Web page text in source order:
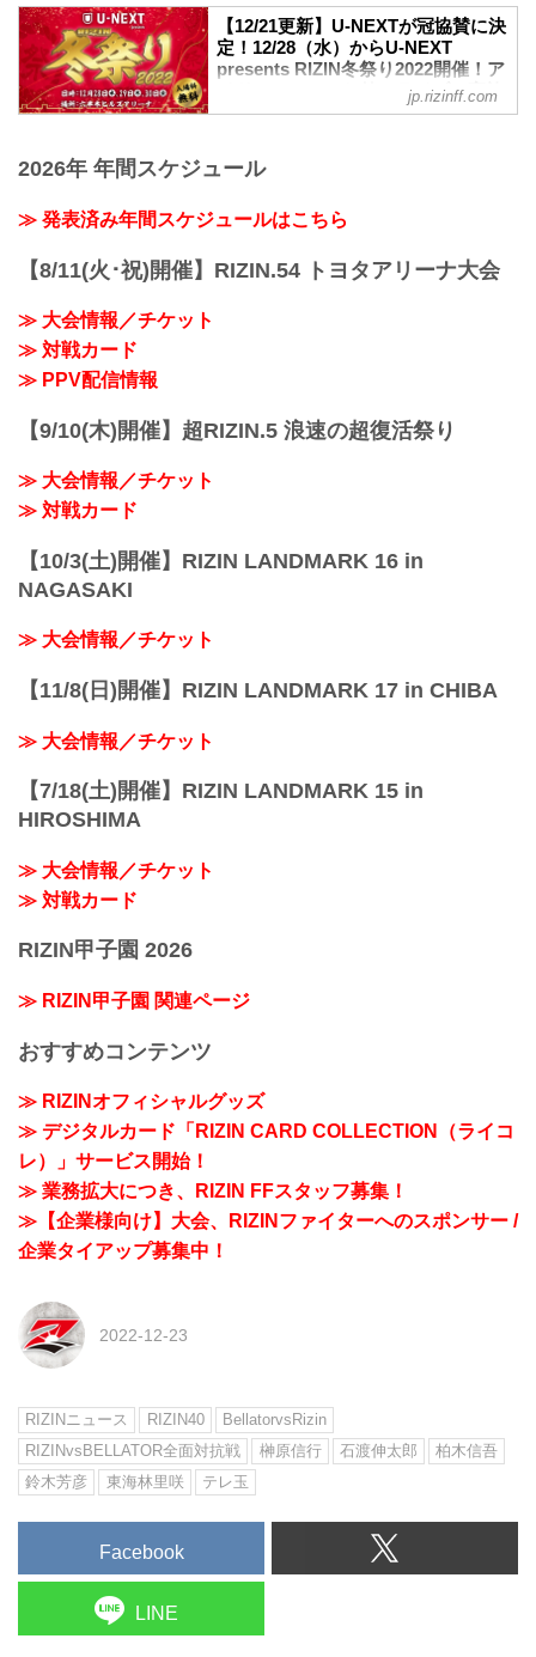
youtu.be
大会概要
名称
湘南美容クリニック presents RIZIN.40
会場
12月31日（土）さいたまスーパーアリー
ナにて開催される湘南美容クリニック
presents RIZIN.40の各配信サービスの
PPV配信チケット情報をまとめたぞ！
会場に来れない方はお好きな配信サービ
RIZIN.40を全試合リアルタイムで視聴し
よう！
配信日時 料金 配信媒体 ア...
ナのコミュニティアリーナで行われる
『格闘技EXPO 2022』の詳細が決定した
ぞ！
会場内には特設リングコーナーが設置さ
れ様々なイベントを開催予定！また今年
ナーなど、皆んなで楽しめるブースが盛
格闘技EXPO 2022は入場無料！大晦日は
2022を楽しもう！
【12/21更新】U-NEXTが冠協賛に決
定！12/28（水）からU-NEXT
presents RIZIN冬祭り2022開催！ア
イドルフェス、お笑いライブの実施
も決定！ - RIZIN FIGHTING
更新情報
U-NEXTが冠協賛に決定！
12/13（火）更新
RIZIN冬祭り2022 MC & RIZIN冬祭り2022
アンバサダー決定！
ルグループによるアイドルフェス
「ULTRA RIDOLフェス」や人気お笑い芸
jp.rizinff.com
2026年 年間スケジュール
≫ 発表済み年間スケジュールはこちら
【8/11(火･祝)開催】RIZIN.54 トヨタアリーナ大会
≫ 大会情報／チケット
≫ 対戦カード
≫ PPV配信情報
【9/10(木)開催】超RIZIN.5 浪速の超復活祭り
≫ 大会情報／チケット
≫ 対戦カード
【10/3(土)開催】RIZIN LANDMARK 16 in
NAGASAKI
≫ 大会情報／チケット
【11/8(日)開催】RIZIN LANDMARK 17 in CHIBA
≫ 大会情報／チケット
【7/18(土)開催】RIZIN LANDMARK 15 in
HIROSHIMA
≫ 大会情報／チケット
≫ 対戦カード
RIZIN甲子園 2026
≫ RIZIN甲子園 関連ページ
おすすめコンテンツ
≫ RIZINオフィシャルグッズ
≫ デジタルカード「RIZIN CARD COLLECTION（ライコ
レ）」サービス開始！
≫ 業務拡大につき、RIZIN FFスタッフ募集！
≫【企業様向け】大会、RIZINファイターへのスポンサー /
企業タイアップ募集中！
2022-12-23
RIZINニュース RIZIN40
BellatorvsRizin
RIZINvsBELLATOR全面対抗戦
榊原信行 石渡伸太郎
柏木信吾
鈴木芳彦
東海林里咲 テレ玉
Facebook
LINE